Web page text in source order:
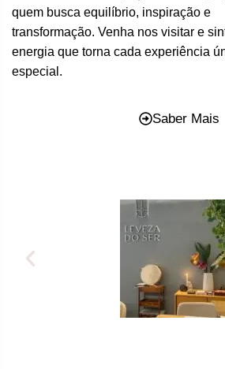
quem busca equilíbrio, inspiração e
transformação. Venha nos visitar e
energia que torna cada experiência
especial.
Saber Mais